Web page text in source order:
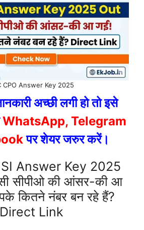
CPO Answer Key 2025
अच्छी लगी हो तो इसे
WhatsApp, Telegram
पर शेयर जरुर करें।
Answer Key 2025
सीपीओ की आंसर-की आ
कितने नंबर बन रहे हैं?
Direct Link